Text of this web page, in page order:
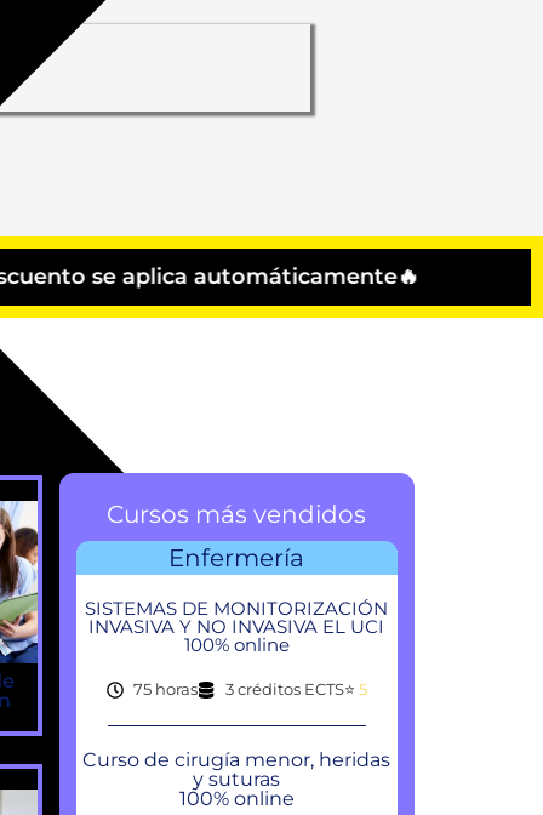
automáticamente🔥
Cursos más vendidos
Enfermería
SISTEMAS DE MONITORIZACIÓN
INVASIVA Y NO INVASIVA EL UCI
100% online
75 horas 3 créditos ECTS⭐ 5
Curso de cirugía menor, heridas
y suturas
100% online